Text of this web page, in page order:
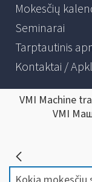
Mokesčių
Seminarai
Tarptautinis
Kontaktai /
VMI Machine
VMI